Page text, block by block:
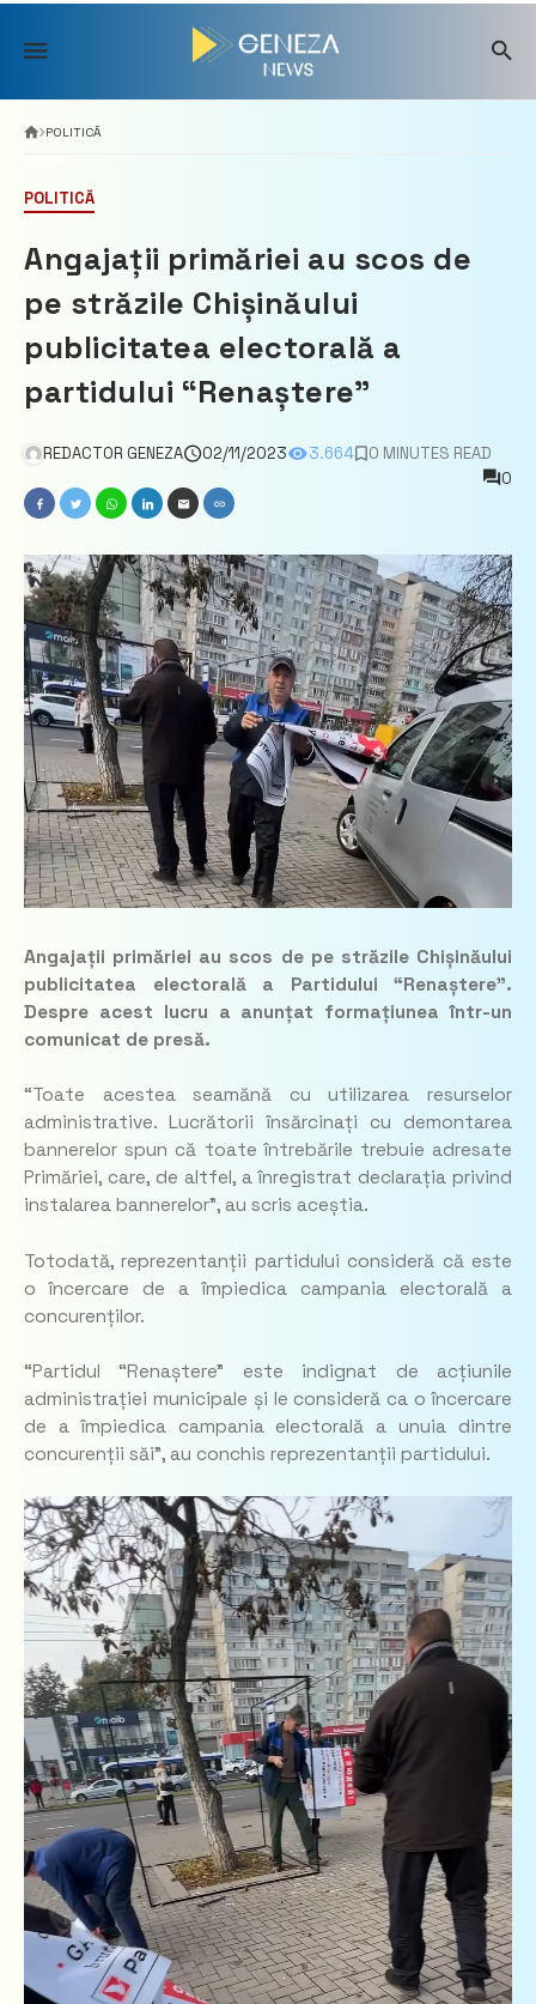
Skip
content
POLITICĂ
POLITICĂ
Angajații primăriei au scos de
pe străzile Chișinăului
publicitatea electorală a
partidului “Renaștere”
REDACTOR GENEZA 02/11/2023 3.664
0 MINUTES READ
0
Angajații primăriei au scos de pe străzile Chișinăului
publicitatea electorală a Partidului “Renaștere”.
Despre acest lucru a anunțat formațiunea într-un
comunicat de presă.
“Toate acestea seamănă cu utilizarea resurselor
administrative. Lucrătorii însărcinați cu demontarea
bannerelor spun că toate întrebările trebuie adresate
Primăriei, care, de altfel, a înregistrat declarația privind
instalarea bannerelor”, au scris aceștia.
Totodată, reprezentanții partidului consideră că este
o încercare de a împiedica campania electorală a
concurenților.
“Partidul “Renaștere” este indignat de acțiunile
administrației municipale și le consideră ca o încercare
de a împiedica campania electorală a unuia dintre
concurenții săi”, au conchis reprezentanții partidului.